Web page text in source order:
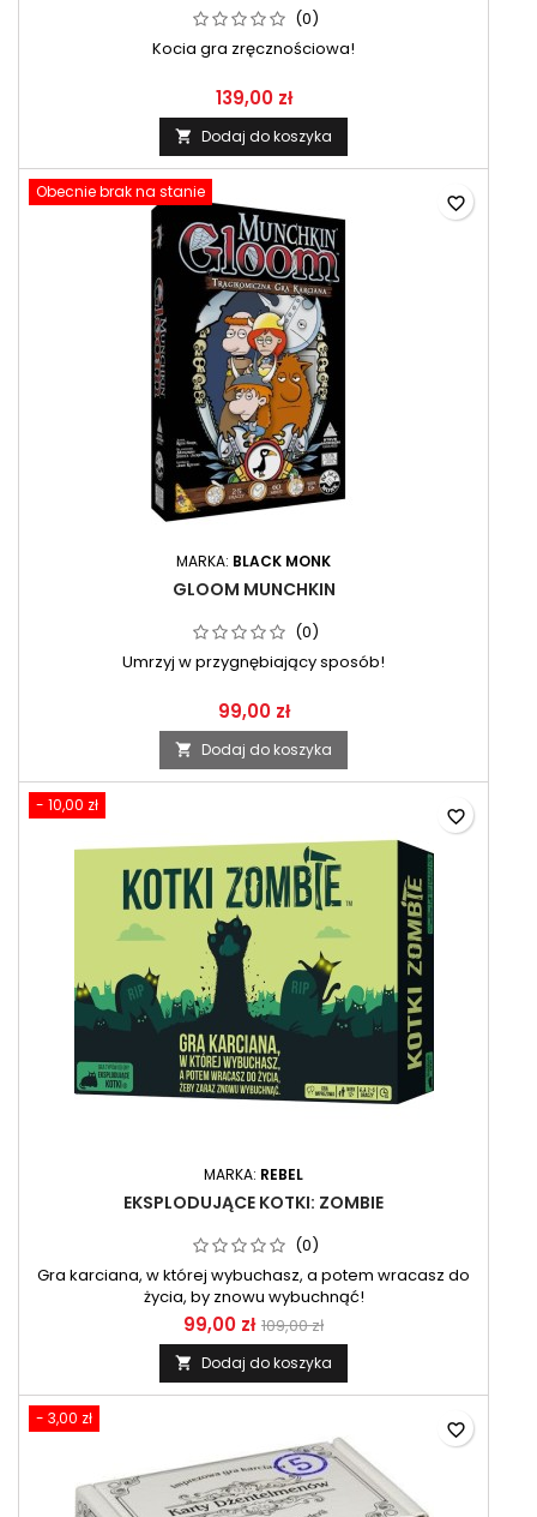
(0)
Kocia gra zręcznościowa!
139,00 zł
 Dodaj do koszyka
Obecnie brak na stanie
MARKA: BLACK MONK
GLOOM MUNCHKIN
(0)
Umrzyj w przygnębiający sposób!
99,00 zł
 Dodaj do koszyka
favorite_border
- 10,00 zł
MARKA: REBEL
EKSPLODUJĄCE KOTKI: ZOMBIE
(0)
Gra karciana, w której wybuchasz, a potem wracasz do
życia, by znowu wybuchnąć!
99,00 zł 109,00 zł
 Dodaj do koszyka
favorite_border
- 3,00 zł
favorite_border